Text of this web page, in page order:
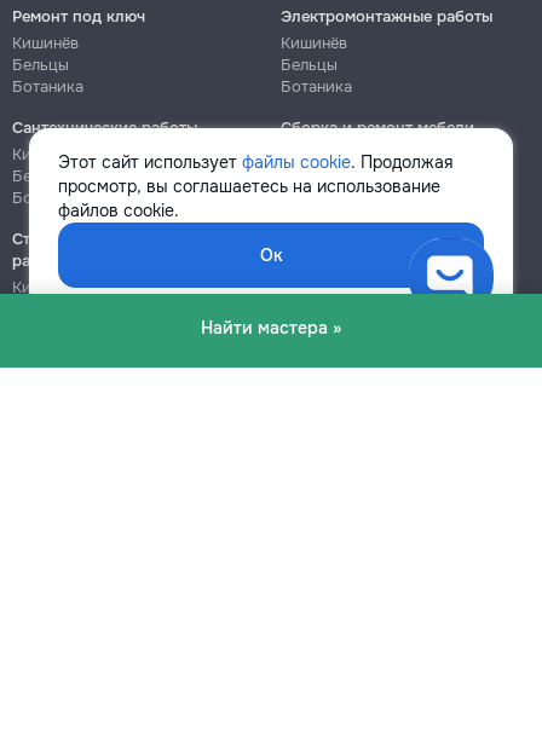
Найти мастера »
Этот сайт использует файлы cookie. Продолжая
просмотр, вы соглашаетесь на использование
файлов cookie.
Ок
Ремонт под ключ
Кишинёв
Бельцы
Ботаника
Электромонтажные работы
Кишинёв
Бельцы
Ботаника
Сантехнические работы
Кишинёв
Бельцы
Ботаника
Сборка и ремонт мебели
Кишинёв
Ботаника
Строительно-монтажные
работы
Кишинёв